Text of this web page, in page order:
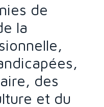
de
la
des
et du